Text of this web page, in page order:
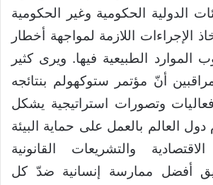
الدولية الحكومية وغير الحكومية
الإجراءات اللازمة لمواجهة أخطار
الموارد الطبيعية فيها. ويرى كثير
أنّ مؤتمر ستوكهولم بنتائجه
وتصورات استراتيجية يشكل
دول العالم بالعمل على حماية البيئة
والتشريعات القانونية
أفضل ممارسة إنسانية ضدّ كل